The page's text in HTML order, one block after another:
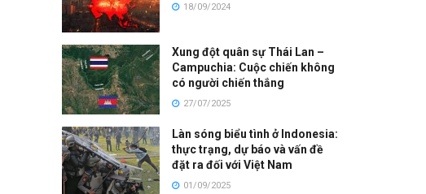
18/09/2024
Xung đột quân sự Thái Lan –
Campuchia: Cuộc chiến không
có người chiến thắng
27/07/2025
Làn sóng biểu tình ở Indonesia:
thực trạng, dự báo và vấn đề
đặt ra đối với Việt Nam
01/09/2025